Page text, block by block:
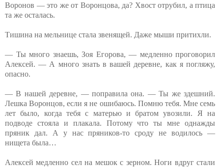
Воронов — это же от Воронцова, да? Хвост отрубил, а птица
та же осталась.
Тишина на мельнице стала звенящей. Даже мыши притихли.
— Ты много знаешь, Зоя Егорова, — медленно проговорил
Алексей. — А много знать в вашей деревне, как я погляжу,
опасно.
— В нашей деревне, — поправила она. — Ты же здешний.
Лешка Воронцов, если я не ошибаюсь. Помню тебя. Мне семь
лет было, когда тебя с матерью и братом увозили. Я на
подводе стояла и плакала. Потому что ты мне однажды
пряник дал. А у нас пряников-то сроду не водилось —
нищета была…
Алексей медленно сел на мешок с зерном. Ноги вдруг стали